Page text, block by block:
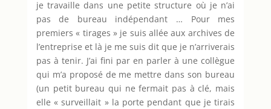
je travaille dans une petite structure où je n’ai
pas de bureau indépendant … Pour mes
premiers « tirages » je suis allée aux archives de
l’entreprise et là je me suis dit que je n’arriverais
pas à tenir. J’ai fini par en parler à une collègue
qui m’a proposé de me mettre dans son bureau
(un petit bureau qui ne fermait pas à clé, mais
elle « surveillait » la porte pendant que je tirais